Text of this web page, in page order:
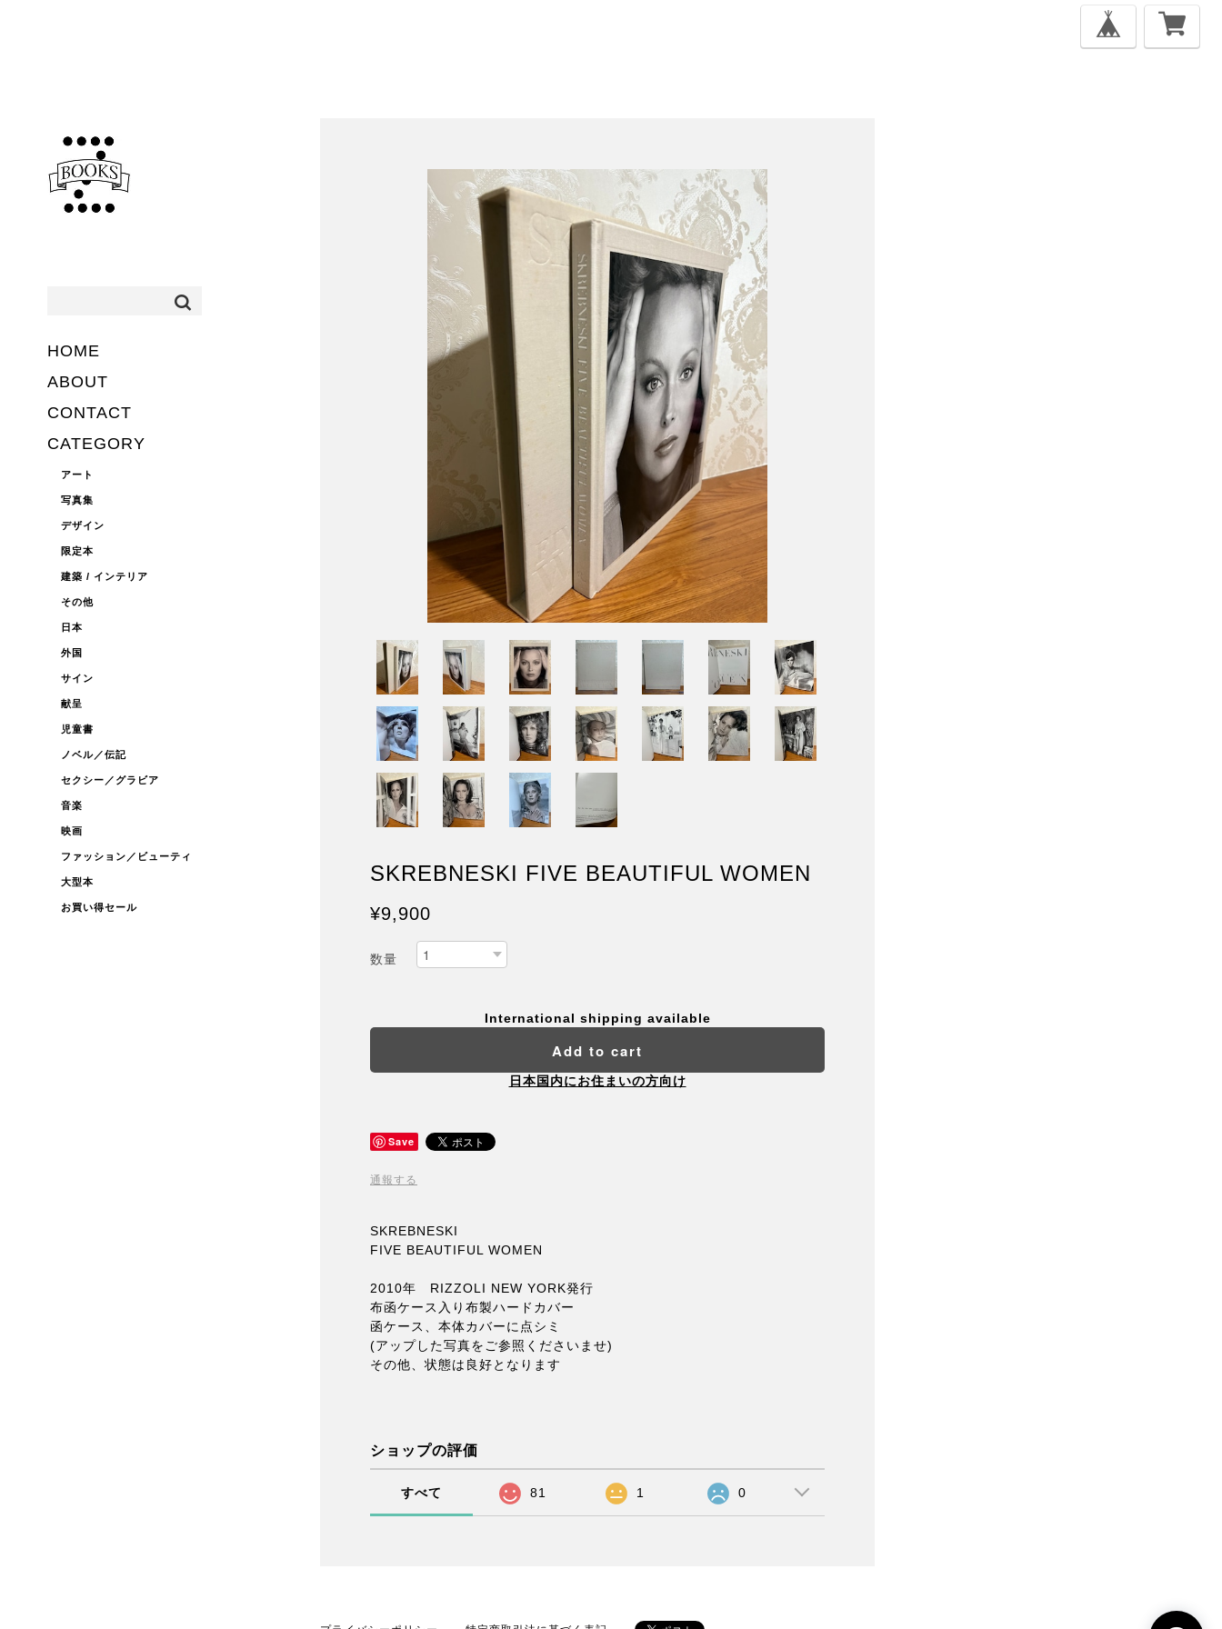
HOME
ABOUT
CONTACT
CATEGORY
アート
写真集
デザイン
限定本
建築 / インテリア
その他
日本
外国
サイン
献呈
児童書
ノベル／伝記
セクシー／グラビア
音楽
映画
ファッション／ビューティ
大型本
お買い得セール
SKREBNESKI FIVE BEAUTIFUL WOMEN
¥9,900
数量
International shipping available
Add to cart
日本国内にお住まいの方向け
Save
通報する
SKREBNESKI
FIVE BEAUTIFUL WOMEN
2010年 RIZZOLI NEW YORK発行
布函ケース入り布製ハードカバー
函ケース、本体カバーに点シミ
(アップした写真をご参照くださいませ)
その他、状態は良好となります
ショップの評価
すべて 81 1 0